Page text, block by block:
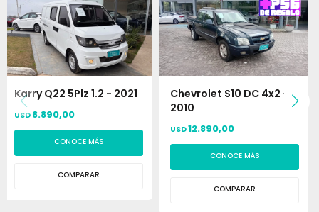
Karry Q22 5Plz 1.2 - 2021
USD 8.890,00
CONOCE MÁS
COMPARAR
Chevrolet S10 DC 4x2 -
2010
USD12.890,00
CONOCE MÁS
COMPARAR